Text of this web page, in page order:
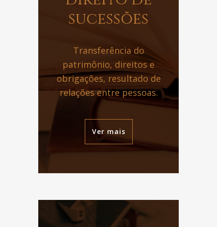
sucessões
Transferência do
patrimônio, direitos e
obrigações, resultado de
relações entre pessoas.
Ver mais